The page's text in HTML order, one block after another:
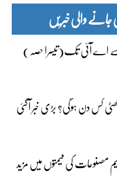
والی خبریں
اے آئی تک(تیسرا حصہ)
کس دن ہوگی؟ بڑی خبر آگئی
مصنوعات کی قیمتوں میں مزید